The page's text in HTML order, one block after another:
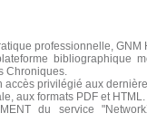
professionnelle,
Chroniques.
accès privilégié aux
aux formats PDF et HTML.
du service